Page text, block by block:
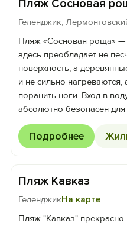
Пляж Сосновая
Геленджик,
Пляж «Сосновая роща» —
здесь преобладает не
поверхность, а
и не сильно
поранить ноги. Вход в
абсолютно безопасен для
Подробнее
Пляж Кавказ
ГеленджикНа карте
Пляж "Кавказ"